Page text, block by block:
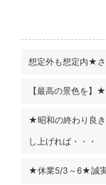
想定外も想定内★さ
【最高の景色を
★昭和の終わり良
し上げれば・・・
★休業5/3～6★誠実